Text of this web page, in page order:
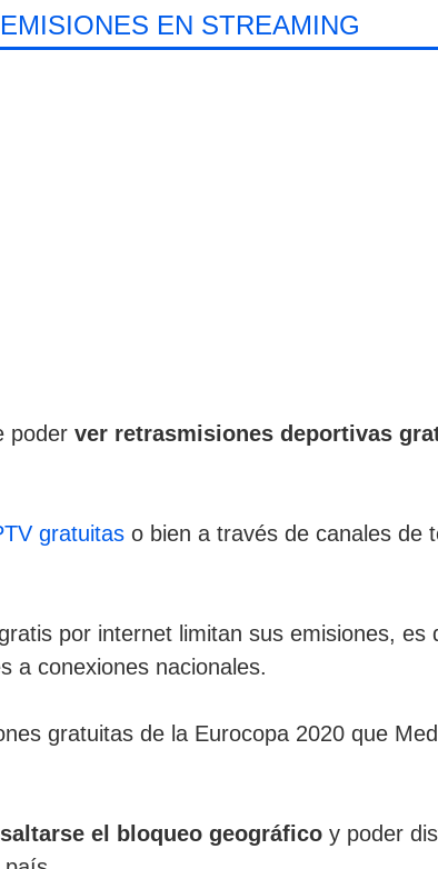
EN STREAMING
poder ver retrasmisiones deportivas
gratuitas o bien a través de canales de
por internet limitan sus emisiones, es
a conexiones nacionales.
gratuitas de la Eurocopa 2020 que
saltarse el bloqueo geográfico y poder